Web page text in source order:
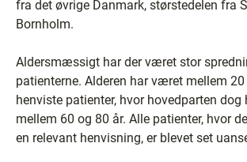
fra det øvrige Danmark, størstedelen fra
Bornholm.
Aldersmæssigt har der været stor
patienterne. Alderen har været mellem
henviste patienter, hvor hovedparten
mellem 60 og 80 år. Alle patienter, hvor
en relevant henvisning, er blevet set